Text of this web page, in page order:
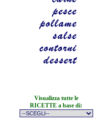
Visualizza tutte le
RICETTE a base di: